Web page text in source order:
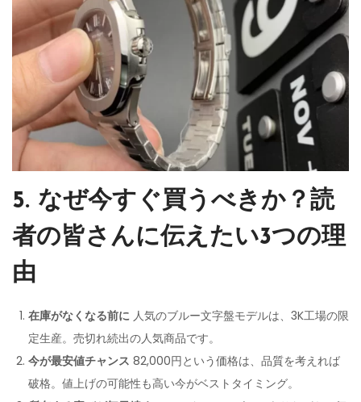
5. なぜ今すぐ買うべきか？読
者の皆さんに伝えたい3つの理
由
在庫がなくなる前に 人気のブルー文字盤モデルは、3K工場の限
定生産。売切れ続出の人気商品です。
今が最安値チャンス 82,000円という価格は、品質を考えれば
破格。値上げの可能性も高い今がベストタイミング。